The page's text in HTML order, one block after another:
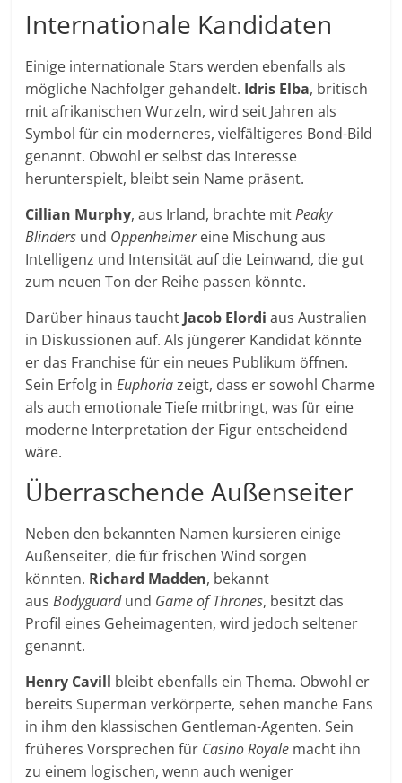
Internationale Kandidaten
Einige internationale Stars werden ebenfalls als
mögliche Nachfolger gehandelt. Idris Elba, britisch
mit afrikanischen Wurzeln, wird seit Jahren als
Symbol für ein moderneres, vielfältigeres Bond-Bild
genannt. Obwohl er selbst das Interesse
herunterspielt, bleibt sein Name präsent.
Cillian Murphy, aus Irland, brachte mitPeaky
Blinders und Oppenheimereine Mischung aus
Intelligenz und Intensität auf die Leinwand, die gut
zum neuen Ton der Reihe passen könnte.
Darüber hinaus taucht Jacob Elordi aus Australien
in Diskussionen auf. Als jüngerer Kandidat könnte
er das Franchise für ein neues Publikum öffnen.
Sein Erfolg inEuphoriazeigt, dass er sowohl Charme
als auch emotionale Tiefe mitbringt, was für eine
moderne Interpretation der Figur entscheidend
wäre.
Überraschende Außenseiter
Neben den bekannten Namen kursieren einige
Außenseiter, die für frischen Wind sorgen
könnten. Richard Madden, bekannt
ausBodyguardund Game of Thrones, besitzt das
Profil eines Geheimagenten, wird jedoch seltener
genannt.
Henry Cavill bleibt ebenfalls ein Thema. Obwohl er
bereits Superman verkörperte, sehen manche Fans
in ihm den klassischen Gentleman-Agenten. Sein
früheres Vorsprechen für Casino Royale macht ihn
zu einem logischen, wenn auch weniger